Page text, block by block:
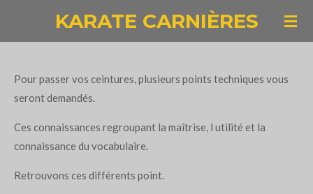
KARATE CARNIÈRES
Pour passer vos ceintures, plusieurs points techniques vous
seront demandés.
Ces connaissances regroupant la maîtrise, l utilité et la
connaissance du vocabulaire.
Retrouvons ces différents point.